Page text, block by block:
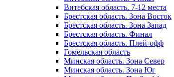
Витебская область. 7-12 места
Брестская область. Зона Восток
Брестская область. Зона Запад
Брестская область. Финал
Брестская область. Плей-офф
Гомельская область
Минская область. Зона Север
Минская область. Зона Юг